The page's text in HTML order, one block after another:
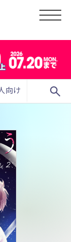
向け search